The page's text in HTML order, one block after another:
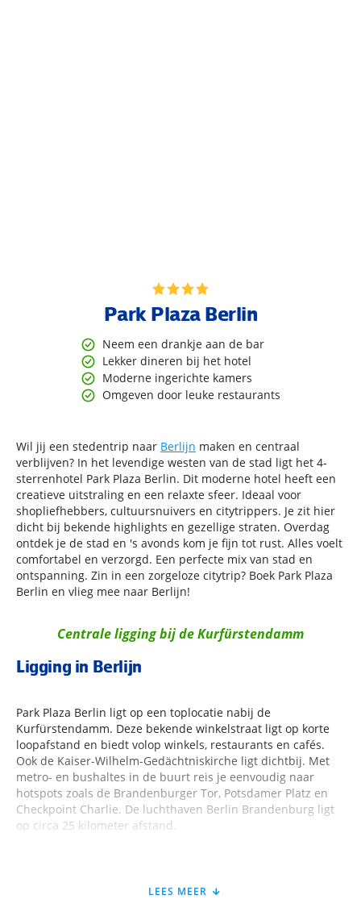
Park Plaza Berlin
Neem een drankje aan de bar
Lekker dineren bij het hotel
Moderne ingerichte kamers
Omgeven door leuke restaurants
Wil jij een stedentrip naar Berlijn maken en centraal
verblijven? In het levendige westen van de stad ligt het 4-
sterrenhotel Park Plaza Berlin. Dit moderne hotel heeft een
creatieve uitstraling en een relaxte sfeer. Ideaal voor
shopliefhebbers, cultuursnuivers en citytrippers. Je zit hier
dicht bij bekende highlights en gezellige straten. Overdag
ontdek je de stad en 's avonds kom je fijn tot rust. Alles voelt
comfortabel en verzorgd. Een perfecte mix van stad en
ontspanning. Zin in een zorgeloze citytrip? Boek Park Plaza
Berlin en vlieg mee naar Berlijn!
Centrale ligging bij de Kurfürstendamm
Ligging in Berlijn
Park Plaza Berlin ligt op een toplocatie nabij de
Kurfürstendamm. Deze bekende winkelstraat ligt op korte
loopafstand en biedt volop winkels, restaurants en cafés.
Ook de Kaiser-Wilhelm-Gedächtniskirche ligt dichtbij. Met
metro- en bushaltes in de buurt reis je eenvoudig naar
hotspots zoals de Brandenburger Tor, Potsdamer Platz en
Checkpoint Charlie. De luchthaven Berlin Brandenburg ligt
op circa 25 kilometer afstand.
LEES MEER